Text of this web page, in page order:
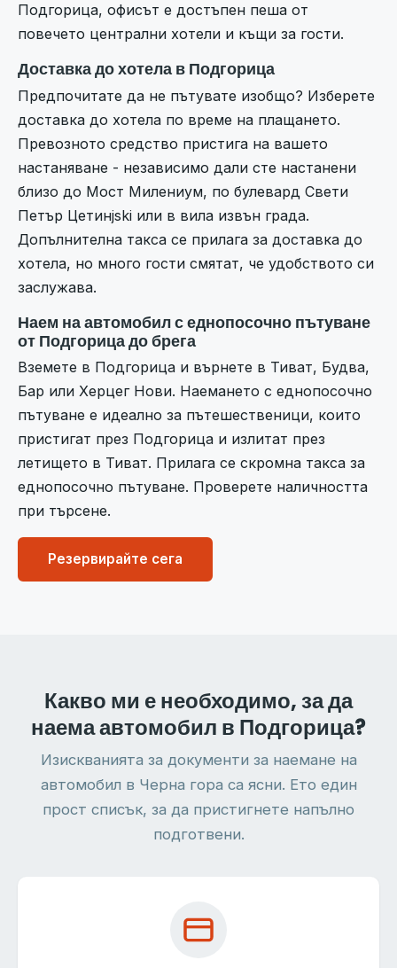
Подгорица, офисът е достъпен пеша от
повечето централни хотели и къщи за гости.
Доставка до хотела в Подгорица
Предпочитате да не пътувате изобщо? Изберете
доставка до хотела по време на плащането.
Превозното средство пристига на вашето
настаняване - независимо дали сте настанени
близо до Мост Милениум, по булевард Свети
Петър Цетинjski или в вила извън града.
Допълнителна такса се прилага за доставка до
хотела, но много гости смятат, че удобството си
заслужава.
Наем на автомобил с еднопосочно пътуване
от Подгорица до брега
Вземете в Подгорица и върнете в Тиват, Будва,
Бар или Херцег Нови. Наемането с еднопосочно
пътуване е идеално за пътешественици, които
пристигат през Подгорица и излитат през
летището в Тиват. Прилага се скромна такса за
еднопосочно пътуване. Проверете наличността
при търсене.
Резервирайте сега
Какво ми е необходимо, за да
наема автомобил в Подгорица?
Изискванията за документи за наемане на
автомобил в Черна гора са ясни. Ето един
прост списък, за да пристигнете напълно
подготвени.